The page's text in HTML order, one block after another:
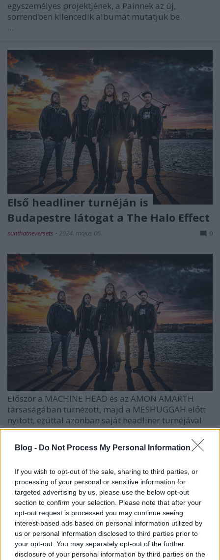
Blog - Do Not Process My Personal Information
If you wish to opt-out of the sale, sharing to third parties, or
processing of your personal or sensitive information for
targeted advertising by us, please use the below opt-out
section to confirm your selection. Please note that after your
opt-out request is processed you may continue seeing
interest-based ads based on personal information utilized by
us or personal information disclosed to third parties prior to
your opt-out. You may separately opt-out of the further
disclosure of your personal information by third parties on the
egyszemélyes projektjének, a Painnek az új,
sorrendben kilencedik albumát mutatjuk be.
...
Első headliner turnéján is
Budapestre látogat a The Halo Effect
sunthatneversets • 2024. május 06. 0
Először a MACHINE HEAD és az AMON AMARTH
társaságában turnézott, majd a MESHUGGAH előtt
nyitott, ezúttal azonban saját headliner turnéjával
tér ...